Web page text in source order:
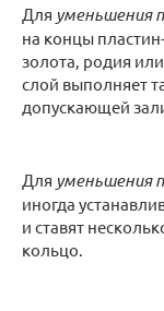
Для уменьшения
на концы
золота, родия
слой выполняет
допускающей
Для уменьшения
иногда
и ставят
кольцо.